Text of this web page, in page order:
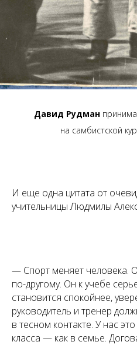
Давид Рудман
на самбистской
И еще одна цитата от
учительницы Людмилы
— Спорт меняет человека.
по-другому. Он к учебе
становится спокойнее,
руководитель и тренер
в тесном контакте. У нас
класса — как в семье.